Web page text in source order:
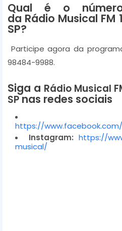
r
Qual é o
da Rádio Musical FM
SP?
Participe agora da
98484-9988.
Siga a Rádio Musical
SPnas redes sociais
https://
Instagram: https://
musical/